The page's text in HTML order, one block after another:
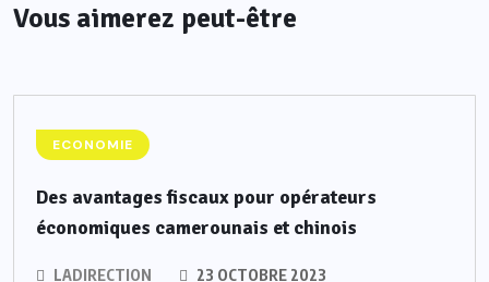
Vous aimerez peut-être
ECONOMIE
Des avantages fiscaux pour opérateurs
économiques camerounais et chinois
LADIRECTION 23 OCTOBRE 2023